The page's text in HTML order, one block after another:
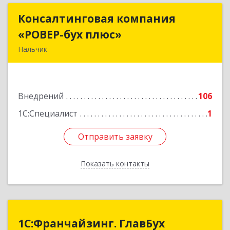
Консалтинговая компания
«РОВЕР-бух плюс»
Нальчик
Внедрений
106
1С:Специалист
1
Отправить заявку
Показать контакты
Консалтинговая компания
«РОВЕР-бух плюс»
Подробнее
Отправить заявку
Назад
1С:Франчайзинг. ГлавБух
1С:Франчайзинг. ГлавБух